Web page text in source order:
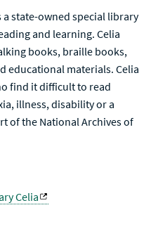
a state-owned special library
and learning. Celia
books, braille books,
educational materials. Celia
find it difficult to read
illness, disability or a
of the National Archives of
Celia